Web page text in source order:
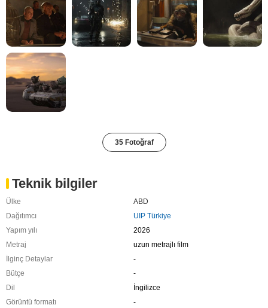
35 Fotoğraf
Teknik bilgiler
Ülke
ABD
Dağıtımcı
UIP Türkiye
Yapım yılı
2026
Metraj
uzun metrajlı film
İlginç Detaylar
-
Bütçe
-
Dil
İngilizce
Görüntü formatı
-